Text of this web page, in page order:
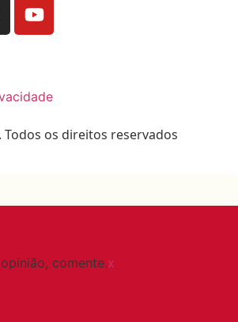
os direitos reservados
comente.x